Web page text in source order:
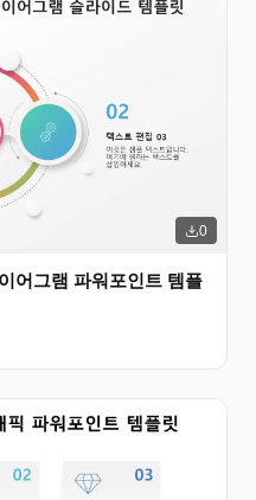
0
어그램 파워포인트 템플